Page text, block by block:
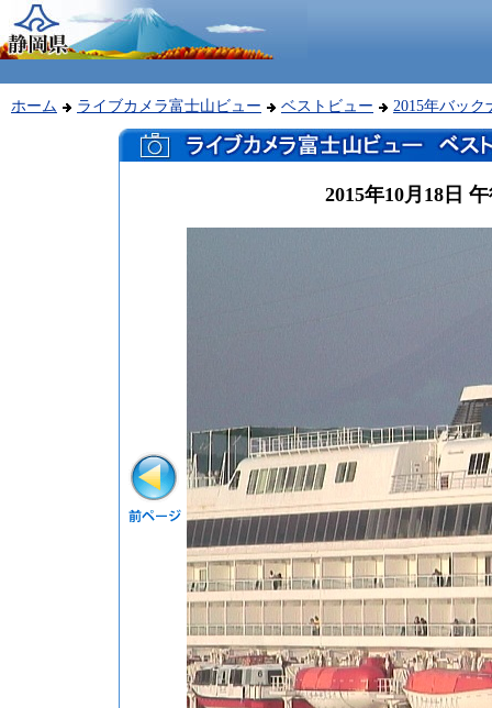
ホーム ライブカメラ富士山ビュー ベストビュー 2015年バック
2015年10月18日